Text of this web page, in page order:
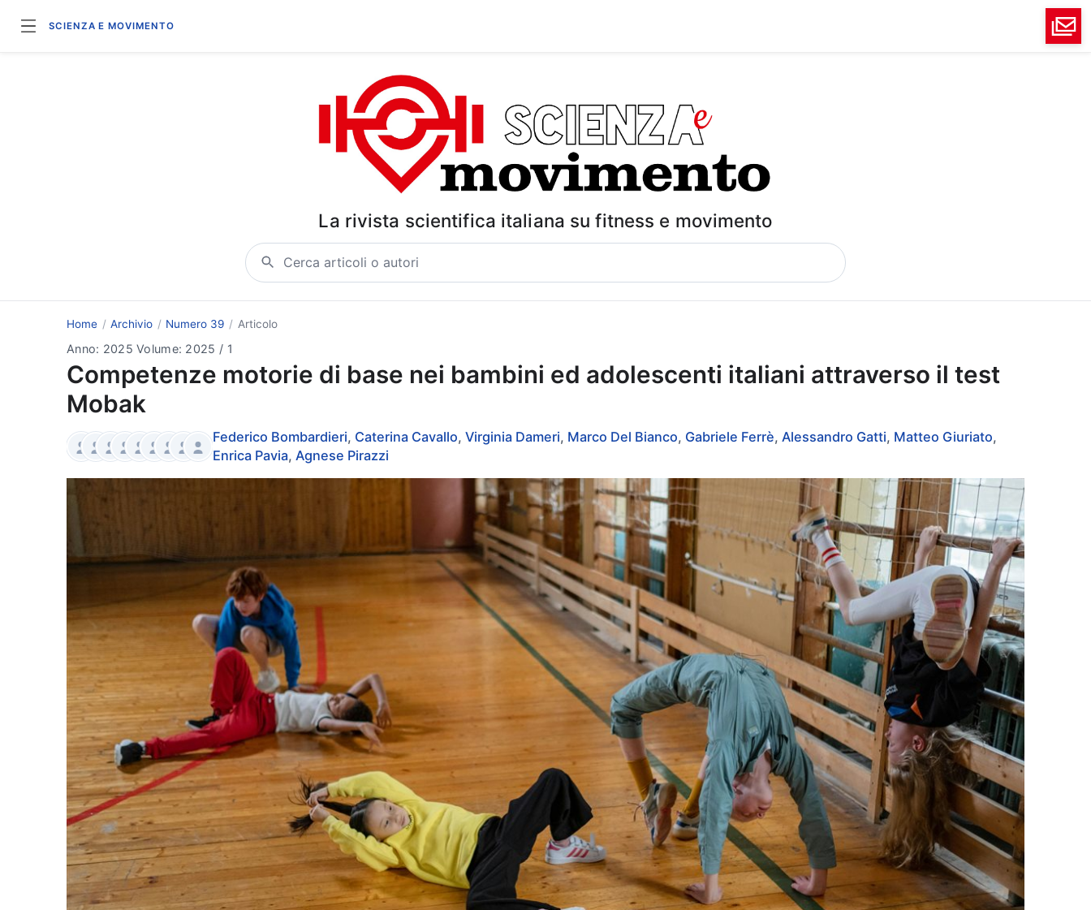
SCIENZA E MOVIMENTO
La rivista scientifica italiana su fitness e movimento
Cerca articoli o autori
Home Archivio Numero 39 Articolo
Anno: 2025 Volume: 2025 / 1
Competenze motorie di base nei bambini ed adolescenti italiani attraverso il test
Mobak
Autori:
Federico Bombardieri, Caterina Cavallo, Virginia Dameri, Marco Del Bianco, Gabriele Ferrè, Alessandro Gatti, Matteo Giuriato,
Enrica Pavia, Agnese Pirazzi